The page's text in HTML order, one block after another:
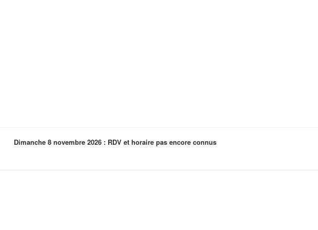
Dimanche 8 novembre 2026 : RDV et horaire pas encore connus